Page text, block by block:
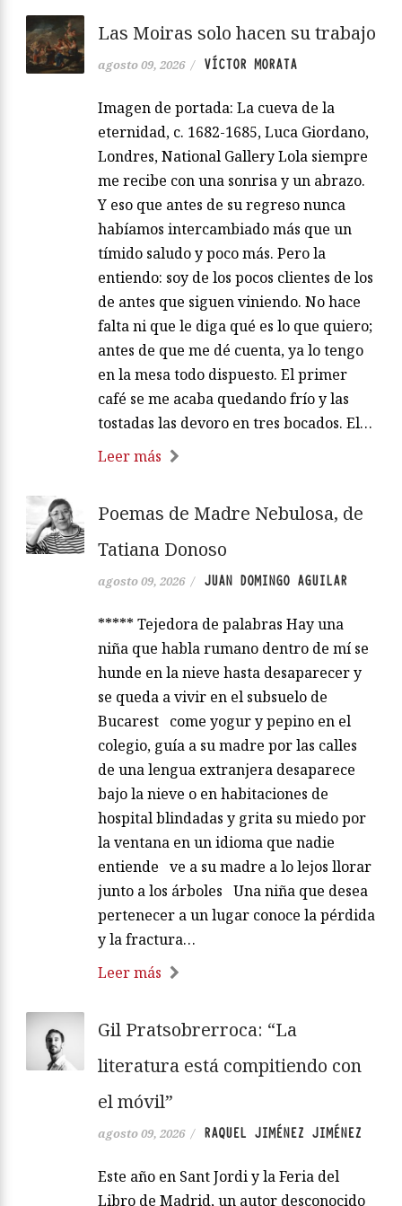
Las Moiras solo hacen su trabajo
agosto 09, 2026 / VÍCTOR MORATA
Imagen de portada: La cueva de la
eternidad, c. 1682-1685, Luca Giordano,
Londres, National Gallery Lola siempre
me recibe con una sonrisa y un abrazo.
Y eso que antes de su regreso nunca
habíamos intercambiado más que un
tímido saludo y poco más. Pero la
entiendo: soy de los pocos clientes de los
de antes que siguen viniendo. No hace
falta ni que le diga qué es lo que quiero;
antes de que me dé cuenta, ya lo tengo
en la mesa todo dispuesto. El primer
café se me acaba quedando frío y las
tostadas las devoro en tres bocados. El…
Leer más
Poemas de Madre Nebulosa, de
Tatiana Donoso
agosto 09, 2026 / JUAN DOMINGO AGUILAR
***** Tejedora de palabras Hay una
niña que habla rumano dentro de mí se
hunde en la nieve hasta desaparecer y
se queda a vivir en el subsuelo de
Bucarest come yogur y pepino en el
colegio, guía a su madre por las calles
de una lengua extranjera desaparece
bajo la nieve o en habitaciones de
hospital blindadas y grita su miedo por
la ventana en un idioma que nadie
entiende ve a su madre a lo lejos llorar
junto a los árboles Una niña que desea
pertenecer a un lugar conoce la pérdida
y la fractura…
Leer más
Gil Pratsobrerroca: “La
literatura está compitiendo con
el móvil”
agosto 09, 2026 / RAQUEL JIMÉNEZ JIMÉNEZ
Este año en Sant Jordi y la Feria del
Libro de Madrid, un autor desconocido